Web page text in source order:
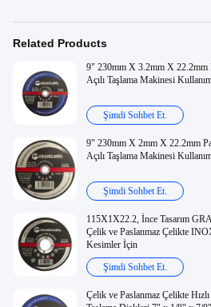
Related Products
9" 230mm X 3.2mm X 22.2mm
Açılı Taşlama Makinesi
Şimdi Sohbet Et.
9" 230mm X 2mm X 22.2mm
Açılı Taşlama Makinesi
Şimdi Sohbet Et.
115X1X22.2, İnce Tasarım
Çelik ve Paslanmaz Çelikte
Kesimler İçin
Şimdi Sohbet Et.
Çelik ve Paslanmaz Çelikte